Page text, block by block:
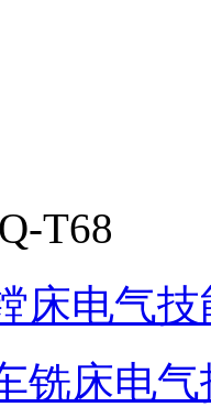
T68
床电气
铣床电